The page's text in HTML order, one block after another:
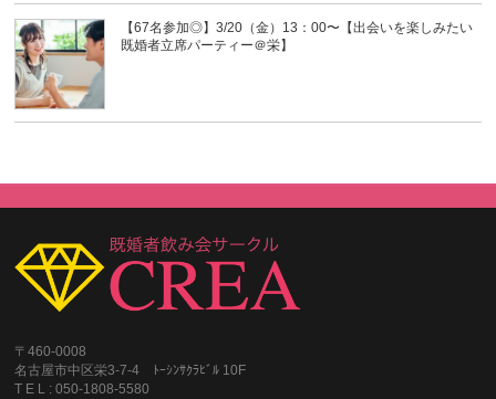
【67名参加◎】3/20（金）13：00〜【出会いを楽しみたい
既婚者立席パーティー＠栄】
〒460-0008
名古屋市中区栄3-7-4 ﾄｰｼﾝｻｸﾗﾋﾞﾙ 10F
T E L : 050-1808-5580